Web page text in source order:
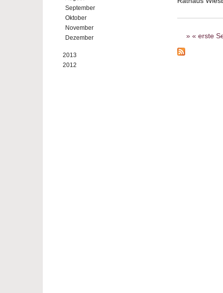
September
Oktober
November
Dezember
2013
2012
Seiten
« erste